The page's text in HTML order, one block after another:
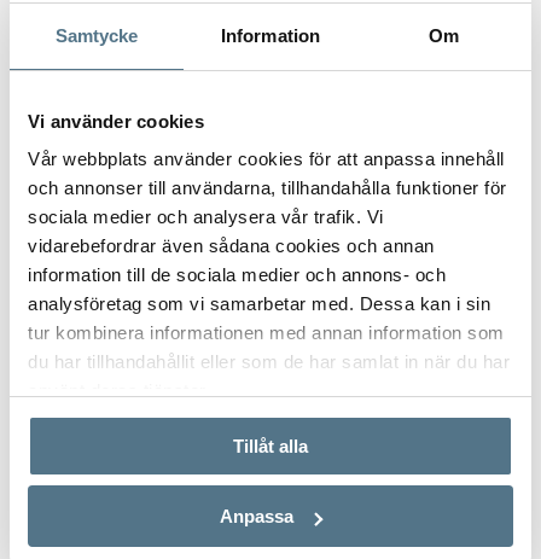
Samtycke Information Om
Vi använder cookies
Vår webbplats använder cookies för att anpassa innehåll
och annonser till användarna, tillhandahålla funktioner för
sociala medier och analysera vår trafik. Vi
vidarebefordrar även sådana cookies och annan
information till de sociala medier och annons- och
analysföretag som vi samarbetar med. Dessa kan i sin
tur kombinera informationen med annan information som
du har tillhandahållit eller som de har samlat in när du har
Tillåt alla
Anpassa
Ange ditt postnummer (5 siffror utan mellanslag)